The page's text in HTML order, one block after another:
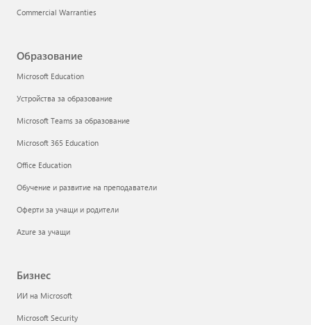
Commercial Warranties
Образование
Microsoft Education
Устройства за образование
Microsoft Teams за образование
Microsoft 365 Education
Office Education
Обучение и развитие на преподаватели
Оферти за учащи и родители
Azure за учащи
Бизнес
ИИ на Microsoft
Microsoft Security